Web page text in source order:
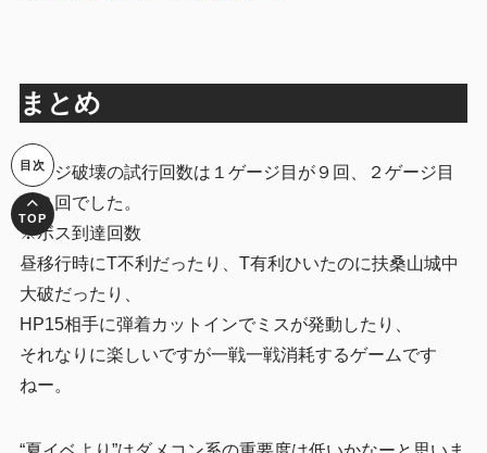
まとめ
ゲージ破壊の試行回数は１ゲージ目が９回、２ゲージ目
が２回でした。
※ボス到達回数
昼移行時にT不利だったり、T有利ひいたのに扶桑山城中
大破だったり、
HP15相手に弾着カットインでミスが発動したり、
それなりに楽しいですが一戦一戦消耗するゲームです
ねー。